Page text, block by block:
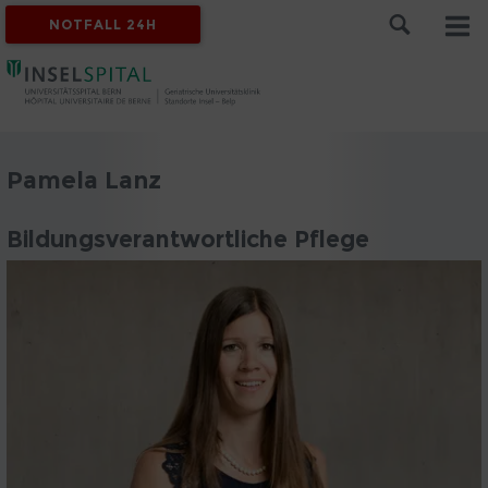
NOTFALL 24H
Pamela Lanz
Bildungsverantwortliche Pflege